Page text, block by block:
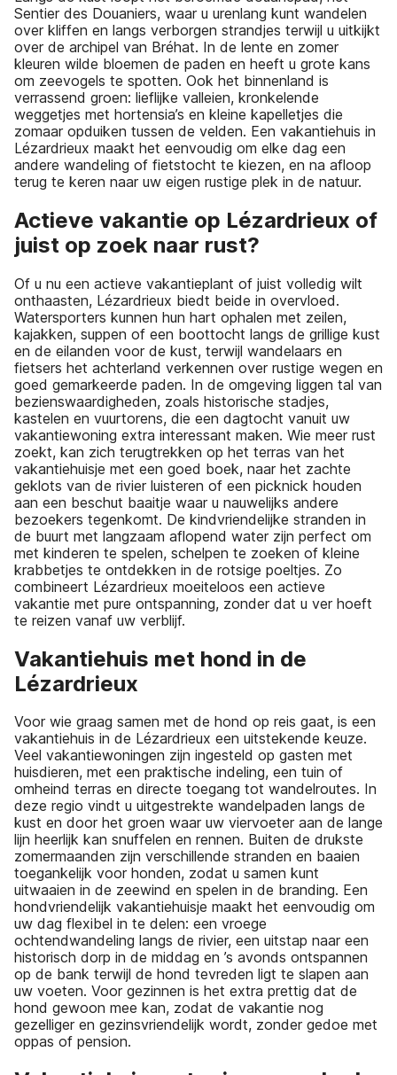
Sentier des Douaniers, waar u urenlang kunt wandelen
over kliffen en langs verborgen strandjes terwijl u uitkijkt
over de archipel van Bréhat. In de lente en zomer
kleuren wilde bloemen de paden en heeft u grote kans
om zeevogels te spotten. Ook het binnenland is
verrassend groen: lieflijke valleien, kronkelende
weggetjes met hortensia’s en kleine kapelletjes die
zomaar opduiken tussen de velden. Een vakantiehuis in
Lézardrieux maakt het eenvoudig om elke dag een
andere wandeling of fietstocht te kiezen, en na afloop
terug te keren naar uw eigen rustige plek in de natuur.
Actieve vakantie op Lézardrieux of
juist op zoek naar rust?
Of u nu een actieve vakantieplant of juist volledig wilt
onthaasten, Lézardrieux biedt beide in overvloed.
Watersporters kunnen hun hart ophalen met zeilen,
kajakken, suppen of een boottocht langs de grillige kust
en de eilanden voor de kust, terwijl wandelaars en
fietsers het achterland verkennen over rustige wegen en
goed gemarkeerde paden. In de omgeving liggen tal van
bezienswaardigheden, zoals historische stadjes,
kastelen en vuurtorens, die een dagtocht vanuit uw
vakantiewoning extra interessant maken. Wie meer rust
zoekt, kan zich terugtrekken op het terras van het
vakantiehuisje met een goed boek, naar het zachte
geklots van de rivier luisteren of een picknick houden
aan een beschut baaitje waar u nauwelijks andere
bezoekers tegenkomt. De kindvriendelijke stranden in
de buurt met langzaam aflopend water zijn perfect om
met kinderen te spelen, schelpen te zoeken of kleine
krabbetjes te ontdekken in de rotsige poeltjes. Zo
combineert Lézardrieux moeiteloos een actieve
vakantie met pure ontspanning, zonder dat u ver hoeft
te reizen vanaf uw verblijf.
Vakantiehuis met hond in de
Lézardrieux
Voor wie graag samen met de hond op reis gaat, is een
vakantiehuis in de Lézardrieux een uitstekende keuze.
Veel vakantiewoningen zijn ingesteld op gasten met
huisdieren, met een praktische indeling, een tuin of
omheind terras en directe toegang tot wandelroutes. In
deze regio vindt u uitgestrekte wandelpaden langs de
kust en door het groen waar uw viervoeter aan de lange
lijn heerlijk kan snuffelen en rennen. Buiten de drukste
zomermaanden zijn verschillende stranden en baaien
toegankelijk voor honden, zodat u samen kunt
uitwaaien in de zeewind en spelen in de branding. Een
hondvriendelijk vakantiehuisje maakt het eenvoudig om
uw dag flexibel in te delen: een vroege
ochtendwandeling langs de rivier, een uitstap naar een
historisch dorp in de middag en ’s avonds ontspannen
op de bank terwijl de hond tevreden ligt te slapen aan
uw voeten. Voor gezinnen is het extra prettig dat de
hond gewoon mee kan, zodat de vakantie nog
gezelliger en gezinsvriendelijk wordt, zonder gedoe met
oppas of pension.